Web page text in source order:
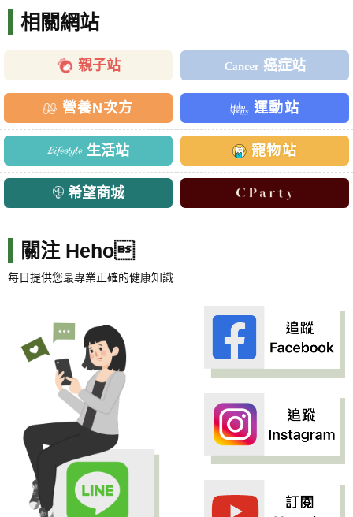
相關網站
親子站 癌症站
營養N次方 運動站
生活站 寵物站
希望商城
關注 Heho
每日提供您最專業正確的健康知識